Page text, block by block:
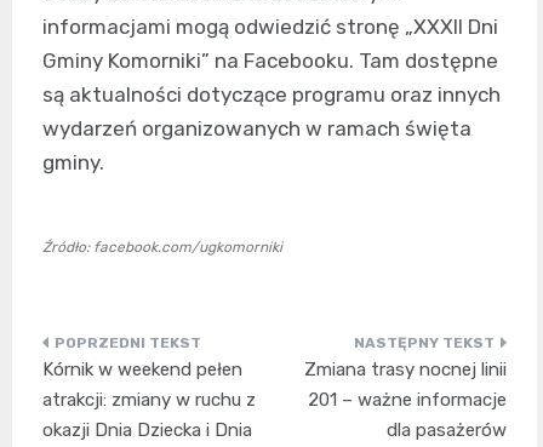
informacjami mogą odwiedzić stronę „XXXII Dni
Gminy Komorniki” na Facebooku. Tam dostępne
są aktualności dotyczące programu oraz innych
wydarzeń organizowanych w ramach święta
gminy.
Źródło: facebook.com/ugkomorniki
Nawigacja
wpisu
Kórnik w weekend pełen
atrakcji: zmiany w ruchu z
okazji Dnia Dziecka i Dnia
Zmiana trasy nocnej linii
201 – ważne informacje
dla pasażerów